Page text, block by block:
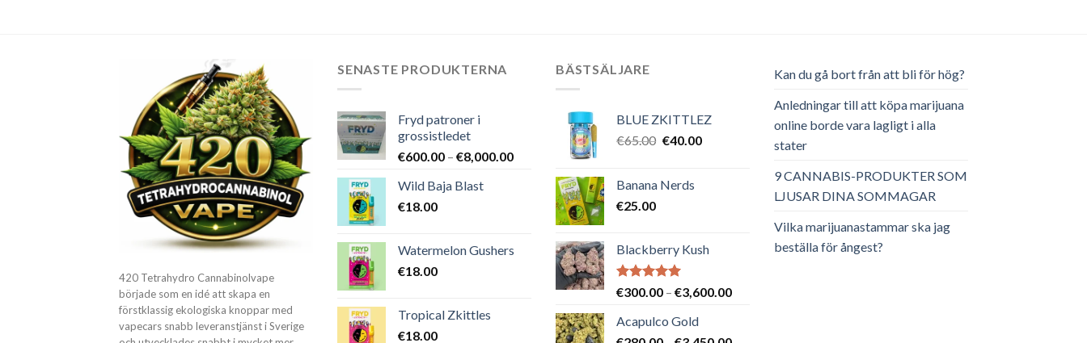
420 Tetrahydro Cannabinolvape
började som en idé att skapa en
förstklassig ekologiska knoppar med
vapecars snabb leveranstjänst i Sverige
SENASTE PRODUKTERNA
Fryd patroner i
grossistledet
€600.00 – €8,000.00Prisintervall:
€8,000.00
Wild Baja Blast
€18.00
Watermelon Gushers
€18.00
Tropical Zkittles
€18.00
BÄSTSÄLJARE
BLUE ZKITTLEZ
€65.00 Det
var:
€40.00Det
Banana Nerds
€25.00
Blackberry Kush
Betygsatt
€300.00 – €3,600.00Prisintervall:
Acapulco Gold
Kan du gå bort från att bli för hög?
Anledningar till att köpa marijuana
online borde vara lagligt i alla
stater
9 CANNABIS-PRODUKTER SOM
LJUSAR DINA SOMMAGAR
Vilka marijuanastammar ska jag
beställa för ångest?